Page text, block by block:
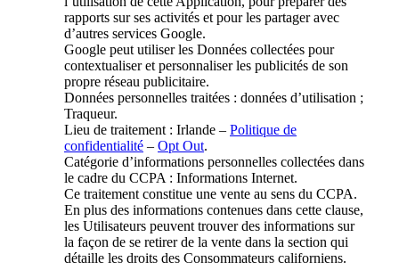
rapports sur ses activités et pour les partager avec
d’autres services Google.
Google peut utiliser les Données collectées pour
contextualiser et personnaliser les publicités de son
propre réseau publicitaire.
Données personnelles traitées : données d’utilisation ;
Traqueur.
Lieu de traitement : Irlande – Politique de
confidentialité – Opt Out.
Catégorie d’informations personnelles collectées dans
le cadre du CCPA : Informations Internet.
Ce traitement constitue une vente au sens du CCPA.
En plus des informations contenues dans cette clause,
les Utilisateurs peuvent trouver des informations sur
la façon de se retirer de la vente dans la section qui
détaille les droits des Consommateurs californiens.